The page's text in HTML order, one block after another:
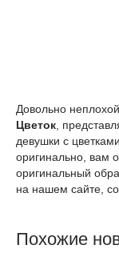
Довольно
Цветок ,
девушки с
оригинально, вам
оригинальный
на нашем сайте,
Похожие